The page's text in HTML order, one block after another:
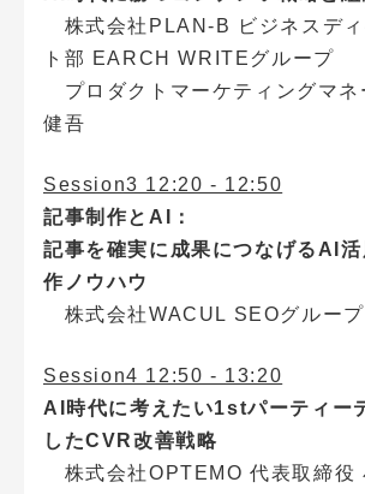
株式会社PLAN-B ビジネスデ
ト部 EARCH WRITEグループ
プロダクトマーケティングマネ
健吾
Session3 12:20 - 12:50
記事制作とAI：
記事を確実に成果につなげるAI活
作ノウハウ
株式会社WACUL SEOグルー
Session4 12:50 - 13:20
AI時代に考えたい1stパーティー
したCVR改善戦略
株式会社OPTEMO 代表取締役